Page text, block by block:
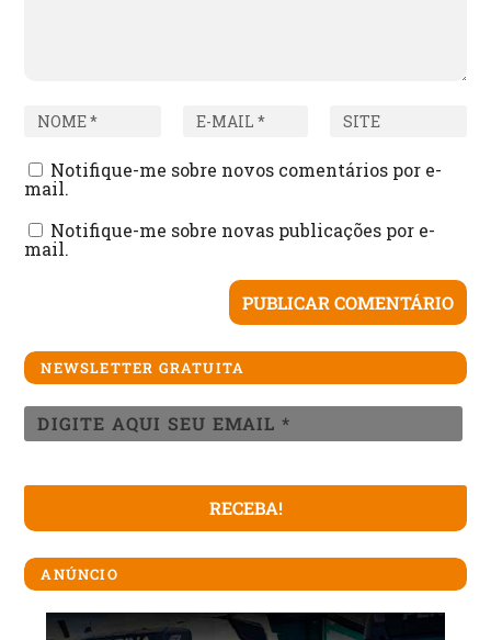
Notifique-me sobre novos comentários por e-
mail.
Notifique-me sobre novas publicações por e-
mail.
NEWSLETTER GRATUITA
ANÚNCIO